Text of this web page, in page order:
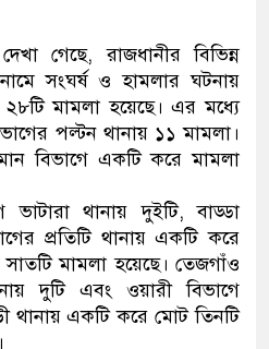
গেছে, রাজধানীর বিভিন্ন
সংঘর্ষ ও হামলার ঘটনায়
মামলা হয়েছে। এর মধ্যে
পল্টন থানায় ১১ মামলা।
বিভাগে একটি করে মামলা
থানায় দুইটি, বাড্ডা
প্রতিটি থানায় একটি করে
সাতটি মামলা হয়েছে। তেজগাঁও
দুটি এবং ওয়ারী বিভাগে
থানায় একটি করে মোট তিনটি